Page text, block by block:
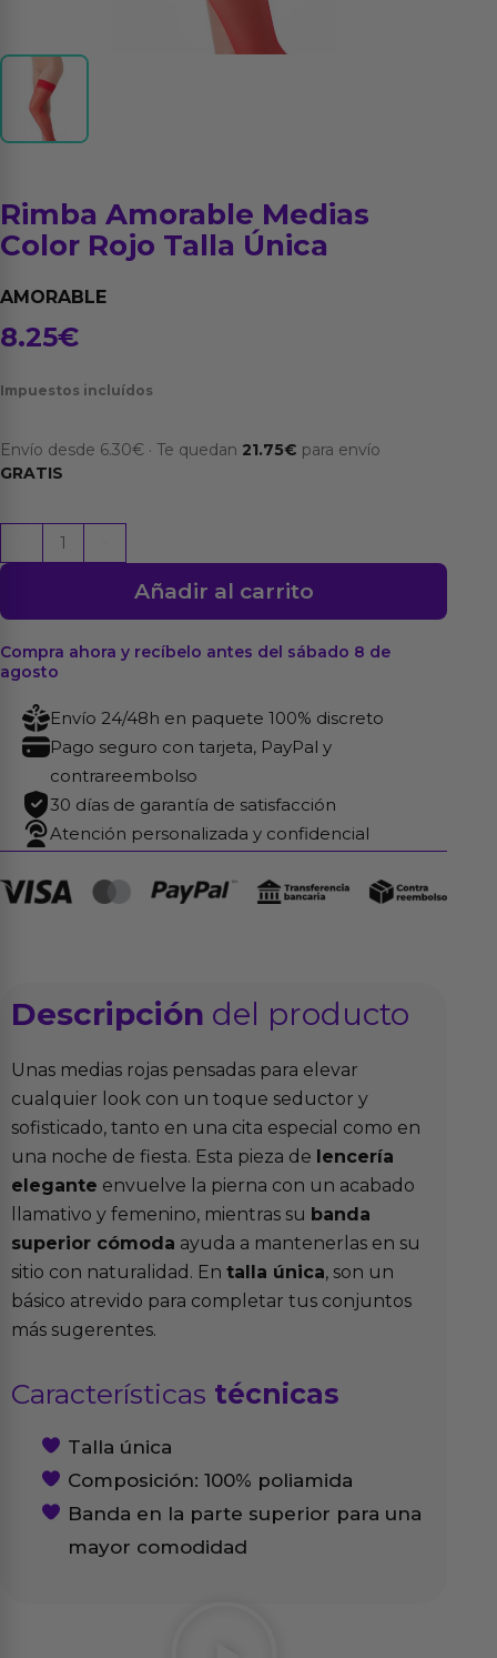
Rimba Amorable Medias
Color Rojo Talla Única
AMORABLE
8.25€
Impuestos incluídos
Envío desde 6.30€ · Te quedan 21.75€ para envío
GRATIS
Amorable
Color
Rojo
Talla
Única
cantidad
Añadir al carrito
Compra ahora y recíbelo antes del sábado 8 de
agosto
Envío 24/48h en paquete 100% discreto
Pago seguro con tarjeta, PayPal y
contrareembolso
30 días de garantía de satisfacción
Atención personalizada y confidencial
Descripción del producto
Unas medias rojas pensadas para elevar
cualquier look con un toque seductor y
sofisticado, tanto en una cita especial como en
una noche de fiesta. Esta pieza de lencería
elegante envuelve la pierna con un acabado
llamativo y femenino, mientras su banda
superior cómoda ayuda a mantenerlas en su
sitio con naturalidad. En talla única, son un
básico atrevido para completar tus conjuntos
más sugerentes.
Características técnicas
Talla única
Composición: 100% poliamida
Banda en la parte superior para una
mayor comodidad